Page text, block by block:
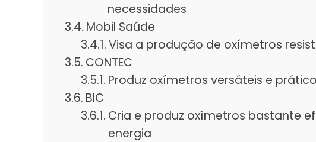
necessidades
Mobil Saúde
Visa a produção de oxímetros
CONTEC
Produz oxímetros versáteis e
BIC
Cria e produz oxímetros bastante
energia